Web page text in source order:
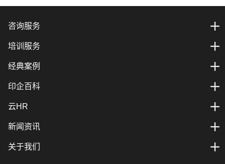
咨询服务
培训服务
经典案例
印企百科
云HR
新闻资讯
关于我们